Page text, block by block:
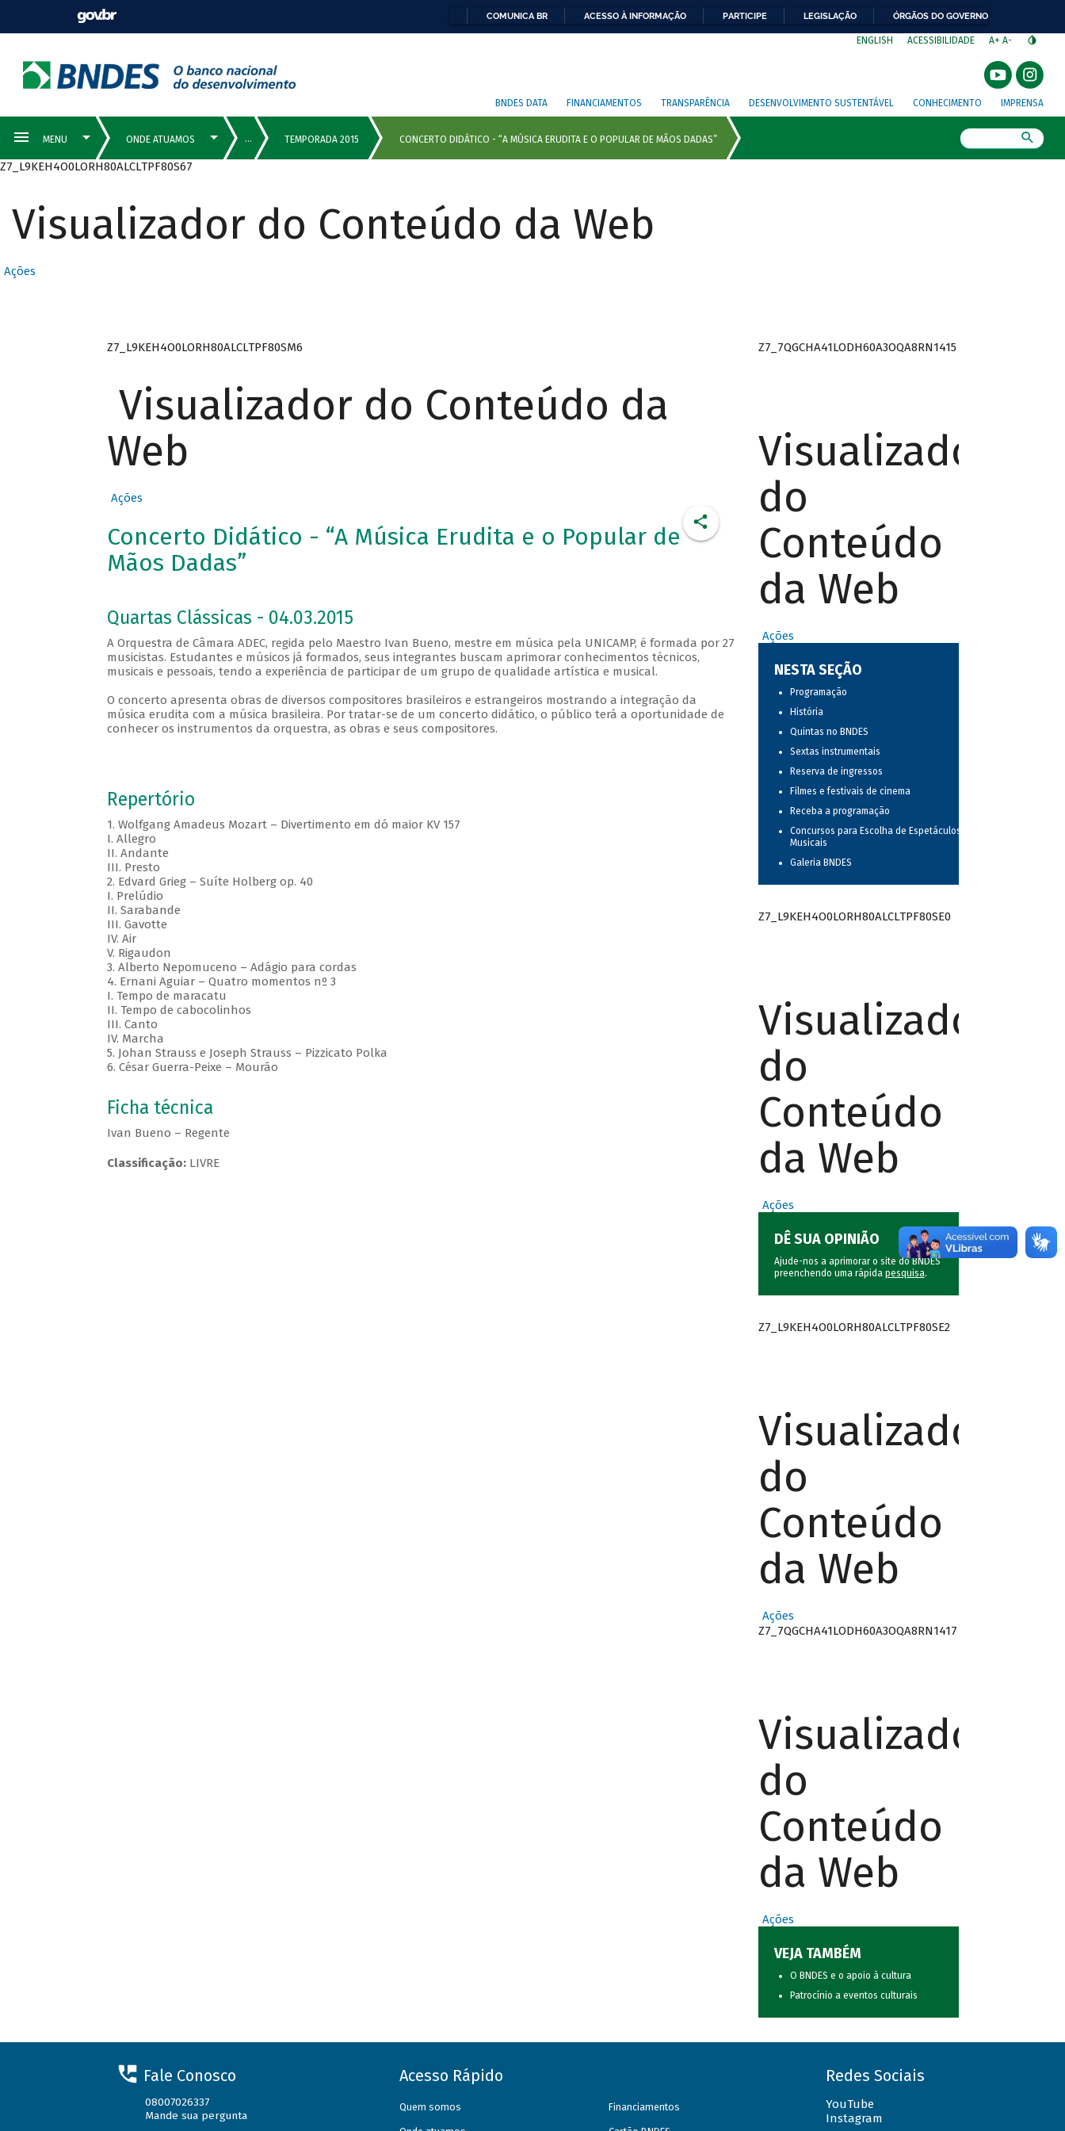
COMUNICA BR ACESSO À INFORMAÇÃO PARTICIPE LEGISLAÇÃO ÓRGÃOS DO GOVERNO
ENGLISH ACESSIBILIDADE A+ A-
BNDES DATA FINANCIAMENTOS TRANSPARÊNCIA DESENVOLVIMENTO SUSTENTÁVEL CONHECIMENTO IMPRENSA
Z7_L9KEH4O0LORH80ALCLTPF80S67
Visualizador do Conteúdo da Web
Ações
Z7_L9KEH4O0LORH80ALCLTPF80SM6
Visualizador do Conteúdo da
Web
Ações
Concerto Didático - “A Música Erudita e o Popular de
Mãos Dadas”
Quartas Clássicas - 04.03.2015
A Orquestra de Câmara ADEC, regida pelo Maestro Ivan Bueno, mestre em música pela UNICAMP, é formada por 27
musicistas. Estudantes e músicos já formados, seus integrantes buscam aprimorar conhecimentos técnicos,
musicais e pessoais, tendo a experiência de participar de um grupo de qualidade artística e musical.
O concerto apresenta obras de diversos compositores brasileiros e estrangeiros mostrando a integração da
música erudita com a música brasileira. Por tratar-se de um concerto didático, o público terá a oportunidade de
conhecer os instrumentos da orquestra, as obras e seus compositores.
Repertório
1. Wolfgang Amadeus Mozart – Divertimento em dó maior KV 157
I. Allegro
II. Andante
III. Presto
2. Edvard Grieg – Suíte Holberg op. 40
I. Prelúdio
II. Sarabande
III. Gavotte
IV. Air
V. Rigaudon
3. Alberto Nepomuceno – Adágio para cordas
4. Ernani Aguiar – Quatro momentos nº 3
I. Tempo de maracatu
II. Tempo de cabocolinhos
III. Canto
IV. Marcha
5. Johan Strauss e Joseph Strauss – Pizzicato Polka
6. César Guerra-Peixe – Mourão
Ficha técnica
Ivan Bueno – Regente
Classificação:LIVRE
Z7_7QGCHA41LODH60A3OQA8RN1415
Visualizador
do
Conteúdo
da Web
Ações
NESTA SEÇÃO
Programação
História
Quintas no BNDES
Sextas instrumentais
Reserva de ingressos
Filmes e festivais de cinema
Receba a programação
Concursos para Escolha de Espetáculos
Musicais
Galeria BNDES
Z7_L9KEH4O0LORH80ALCLTPF80SE0
Visualizador
do
Conteúdo
da Web
Ações
DÊ SUA OPINIÃO
Ajude-nos a aprimorar o site do BNDES
preenchendo uma rápida pesquisa.
Z7_L9KEH4O0LORH80ALCLTPF80SE2
Visualizador
do
Conteúdo
da Web
Ações
Z7_7QGCHA41LODH60A3OQA8RN1417
Visualizador
do
Conteúdo
da Web
Ações
VEJA TAMBÉM
O BNDES e o apoio à cultura
Patrocínio a eventos culturais
Fale Conosco
08007026337
Mande sua pergunta
Acesso Rápido
Quem somos Financiamentos
Redes Sociais
YouTube
Instagram